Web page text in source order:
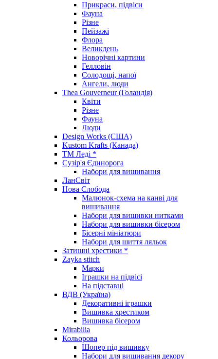
Прикраси, підвіси
Фауна
Різне
Пейзажі
Флора
Великдень
Новорічні картини
Гелловін
Солодощі, напої
Ангели, люди
Thea Gouverneur (Голандія)
Квіти
Різне
Фауна
Люди
Design Works (США)
Kustom Krafts (Канада)
ТМ Леді *
Сузір'я Єдинорога
Набори для вишивання
ЛанСвіт
Нова Слобода
Малюнок-схема на канві для
вишивання
Набори для вишивки нитками
Набори для вишивки бісером
Бісерні мініатюри
Набори для шиття ляльок
Затишні хрестики *
Zayka stitch
Марки
Іграшки на підвісі
На підставці
ВДВ (Україна)
Декоративні іграшки
Вишивка хрестиком
Вишивка бісером
Mirabilia
Кольорова
Шопер під вишивку
Набори для вишивання декору